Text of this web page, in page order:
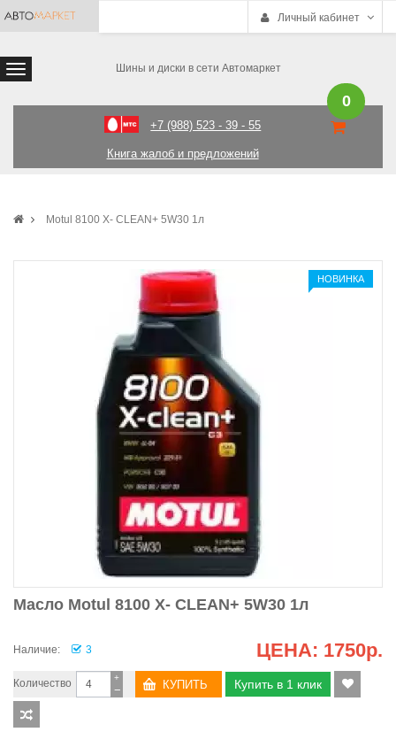
Личный кабинет
Шины и диски в сети Автомаркет
+7 (988) 523 - 39 - 55
Книга жалоб и предложений
0
Motul 8100 X- CLEAN+ 5W30 1л
НОВИНКА
Масло Motul 8100 X- CLEAN+ 5W30 1л
Наличие: 3 ЦЕНА: 1750р.
Количество −
+ Купить в 1 клик